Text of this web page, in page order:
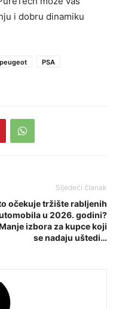
i dobru dinamiku
peugeot
PSA
Sljedeći članak
očekuje tržište rabljenih
u 2026. godini?
izbora za kupce koji
se nadaju uštedi…